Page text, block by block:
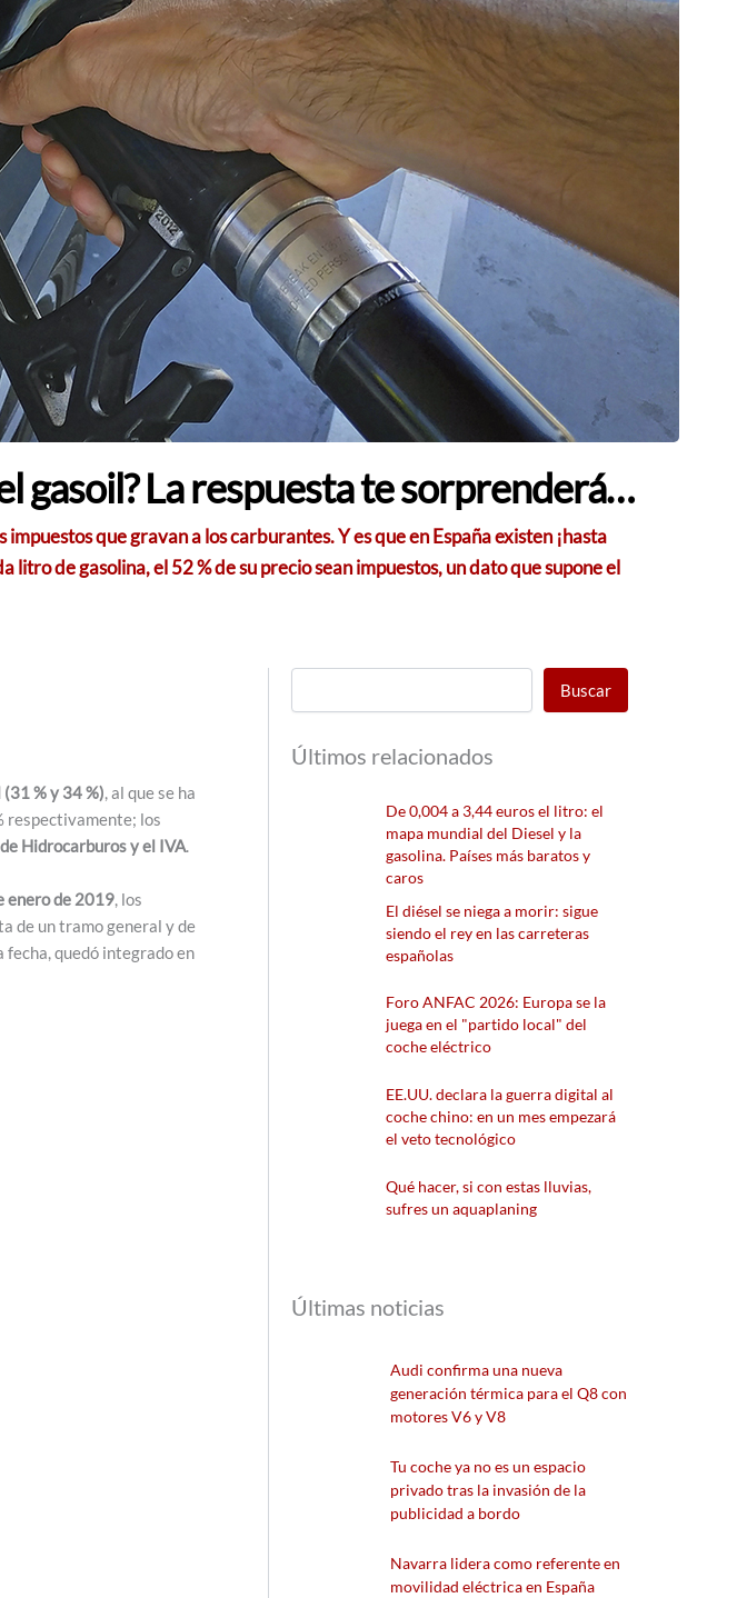
gasoil? La respuesta te sorprenderá…
que gravan a los carburantes. Y es que en España existen ¡hasta
de gasolina, el 52 % de su precio sean impuestos, un dato que supone el
% y 34 %), al que se ha
respectivamente; los
Hidrocarburos y el IVA.
enero de 2019, los
de un tramo general y de
quedó integrado en
Buscar
Últimos relacionados
De 0,004 a 3,44 euros el litro: el
mapa mundial del Diesel y la
gasolina. Países más baratos y
caros
El diésel se niega a morir: sigue
siendo el rey en las carreteras
españolas
Foro ANFAC 2026: Europa se la
juega en el "partido local" del
coche eléctrico
EE.UU. declara la guerra digital al
coche chino: en un mes empezará
el veto tecnológico
Qué hacer, si con estas lluvias,
sufres un aquaplaning
Últimas noticias
Audi confirma una nueva
generación térmica para el Q8 con
motores V6 y V8
Tu coche ya no es un espacio
privado tras la invasión de la
publicidad a bordo
Navarra lidera como referente en
movilidad eléctrica en España